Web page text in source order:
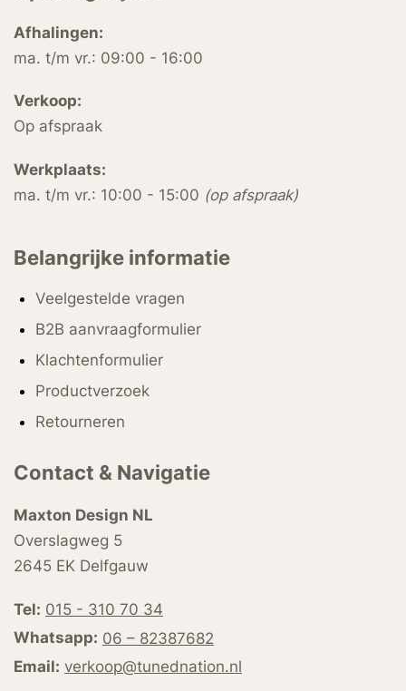
Afhalingen:
ma. t/m vr.: 09:00 - 16:00
Verkoop:
Op afspraak
Werkplaats:
ma. t/m vr.: 10:00 - 15:00 (op afspraak)
Belangrijke informatie
Veelgestelde vragen
B2B aanvraagformulier
Klachtenformulier
Productverzoek
Retourneren
Contact & Navigatie
Maxton Design NL
Overslagweg 5
2645 EK Delfgauw
Tel: 015 - 310 70 34
Whatsapp: 06 – 82387682
Email: verkoop@tunednation.nl